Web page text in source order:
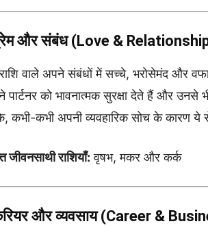
और संबंध (Love &
वाले अपने संबंधों में सच्चे, भरोसेमंद और
को भावनात्मक सुरक्षा देते हैं और उनसे
कभी-कभी अपनी व्यवहारिक सोच के कारण ये
जीवनसाथी राशियाँ: वृषभ, मकर और कर्क
और व्यवसाय (Career &